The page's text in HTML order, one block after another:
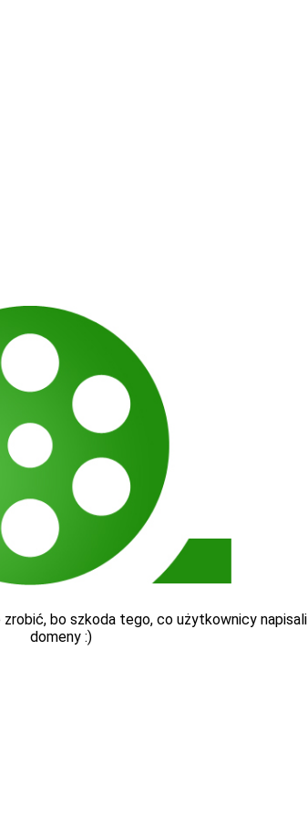
bo szkoda tego, co użytkownicy
domeny :)